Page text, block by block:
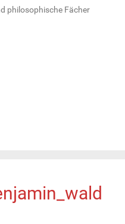
philosophische Fächer